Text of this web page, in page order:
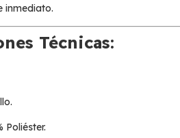
inmediato.
Técnicas:
Poliéster.